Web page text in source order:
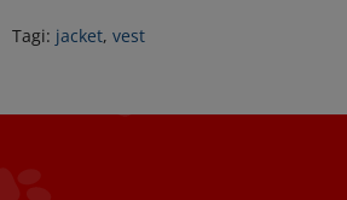
Tagi: jacket, vest